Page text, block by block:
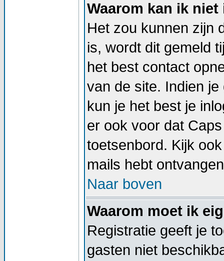
Waarom kan ik
Het zou kunnen zijn
is, wordt dit gemeld
het best contact
van de site. Indien
kun je het best je
er ook voor dat
toetsenbord. Kijk
mails hebt
Naar boven
Waarom moet ik
Registratie geeft je
gasten niet